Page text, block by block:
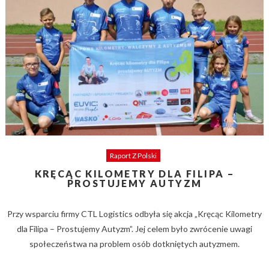
Raport Z Polski
KRĘCĄC KILOMETRY DLA FILIPA –
PROSTUJEMY AUTYZM
Przy wsparciu firmy CTL Logistics odbyła się akcja „Kręcąc Kilometry
dla Filipa – Prostujemy Autyzm”. Jej celem było zwrócenie uwagi
społeczeństwa na problem osób dotkniętych autyzmem.